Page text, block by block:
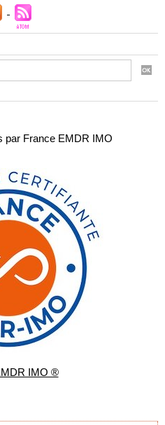
par France EMDR IMO
IMO ®